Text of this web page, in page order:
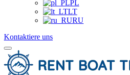
PL
LT
RU
Kontaktiere uns